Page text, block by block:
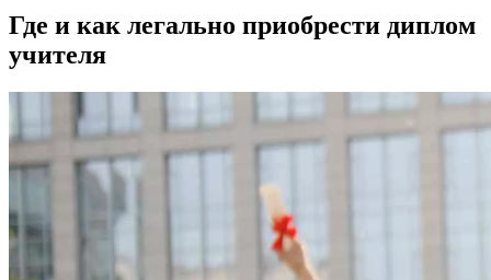
Где и как легально приобрести диплом
учителя